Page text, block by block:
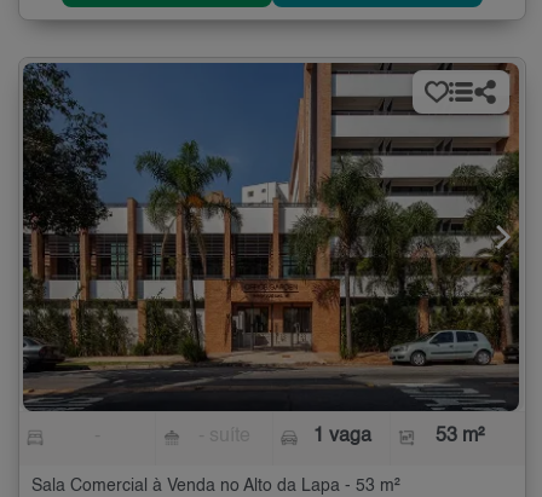
1 vaga 53 m²
Sala Comercial à Venda no Alto da Lapa - 53 m²